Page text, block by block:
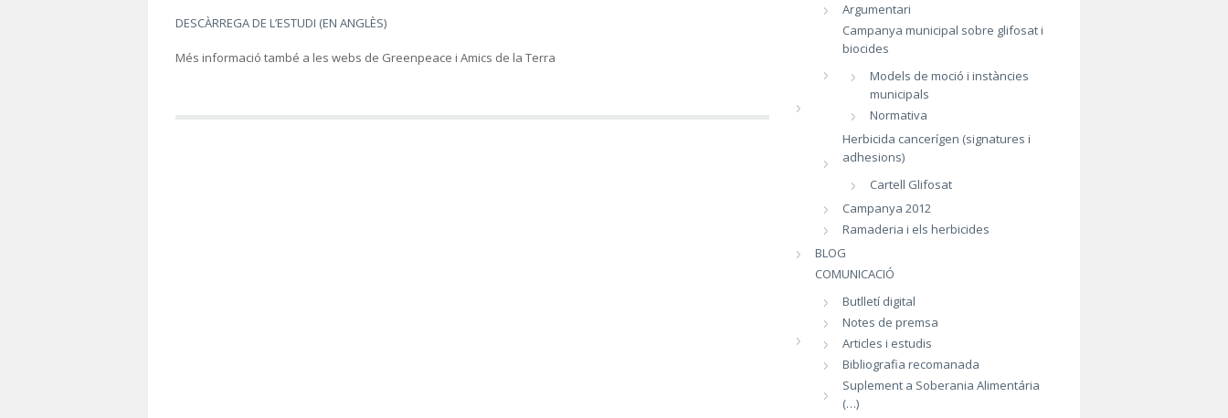
DESCÀRREGA DE L’ESTUDI (EN ANGLÈS)
Més informació també a les webs de Greenpeace i Amics de la Terra
Argumentari
Campanya municipal sobre glifosat i
biocides
Models de moció i instàncies
municipals
Normativa
Herbicida cancerígen (signatures i
adhesions)
Cartell Glifosat
Campanya 2012
Ramaderia i els herbicides
BLOG
COMUNICACIÓ
Butlletí digital
Notes de premsa
Articles i estudis
Bibliografia recomanada
Suplement a Soberania Alimentária
(…)